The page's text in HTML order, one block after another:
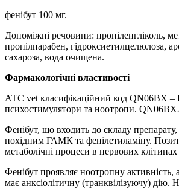
фенібут 100 мг.
Допоміжні речовини: пропіленгліколь,
пропілпарабен, гідроксиетилцелюлоза,
сахароза, вода очищена.
Фармакологічні властивості
АТС vet класифікаційний код QN06BX –
психостимулятори та ноотропи.
Фенібут, що входить до складу
похідним ГАМК та фенілетиламіну.
метаболічні процеси в нервових
Фенібут проявляє ноотропну
має анксіолітичну (транквілізуючу) дію.